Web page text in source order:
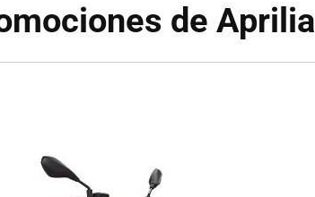
de Aprilia